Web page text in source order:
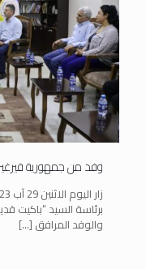
وفد من جمهورية
برئاسة السيد “باكيت
والوفد المرافق […]